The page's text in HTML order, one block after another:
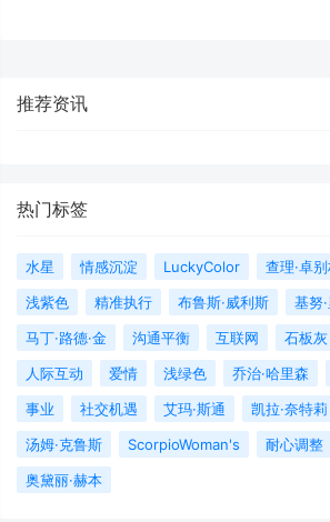
推荐资讯
热门标签
水星 情感沉淀 LuckyColor 查理·卓
浅紫色
精准执行 布鲁斯·威利斯
基努
马丁·路德·金
沟通平衡 互联网 石板灰
人际互动
爱情 浅绿色 乔治·哈里森
事业
社交机遇 艾玛·斯通 凯拉·奈特莉
汤姆·克鲁斯
ScorpioWoman's 耐心调整
奥黛丽·赫本